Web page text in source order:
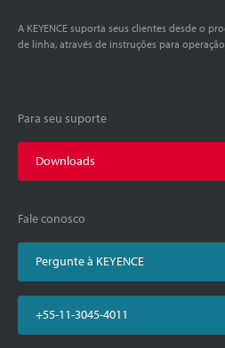
A KEYENCE suporta seus clientes desde o
de linha, através de instruções para
Para seu suporte
Downloads
Fale conosco
Pergunte à KEYENCE
+55-11-3045-4011